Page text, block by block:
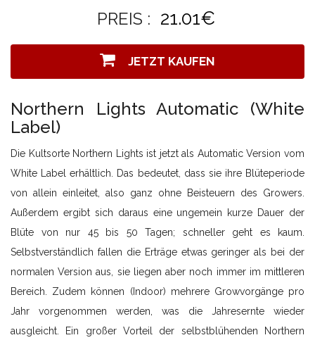
PREIS : 21.01€
JETZT KAUFEN
Northern Lights Automatic (White
Label)
Die Kultsorte Northern Lights ist jetzt als Automatic Version vom
White Label erhältlich. Das bedeutet, dass sie ihre Blüteperiode
von allein einleitet, also ganz ohne Beisteuern des Growers.
Außerdem ergibt sich daraus eine ungemein kurze Dauer der
Blüte von nur 45 bis 50 Tagen; schneller geht es kaum.
Selbstverständlich fallen die Erträge etwas geringer als bei der
normalen Version aus, sie liegen aber noch immer im mittleren
Bereich. Zudem können (Indoor) mehrere Growvorgänge pro
Jahr vorgenommen werden, was die Jahresernte wieder
ausgleicht. Ein großer Vorteil der selbstblühenden Northern